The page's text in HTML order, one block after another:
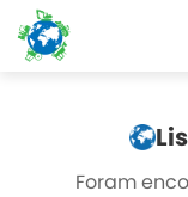
Foram